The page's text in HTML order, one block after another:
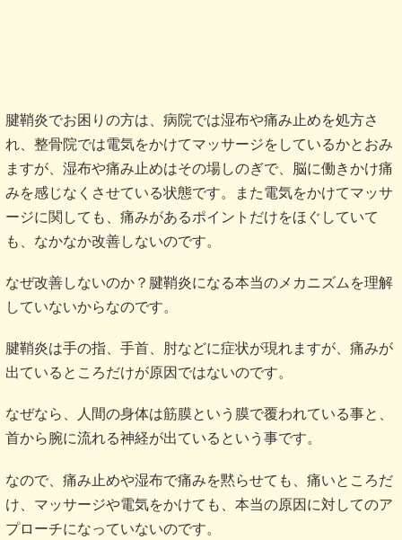
腱鞘炎でお困りの方は、病院では湿布や痛み止めを処方さ
れ、整骨院では電気をかけてマッサージをしているかとおみ
ますが、湿布や痛み止めはその場しのぎで、脳に働きかけ痛
みを感じなくさせている状態です。また電気をかけてマッサ
ージに関しても、痛みがあるポイントだけをほぐしていて
も、なかなか改善しないのです。
なぜ改善しないのか？腱鞘炎になる本当のメカニズムを理解
していないからなのです。
腱鞘炎は手の指、手首、肘などに症状が現れますが、痛みが
出ているところだけが原因ではないのです。
なぜなら、人間の身体は筋膜という膜で覆われている事と、
首から腕に流れる神経が出ているという事です。
なので、痛み止めや湿布で痛みを黙らせても、痛いところだ
け、マッサージや電気をかけても、本当の原因に対してのア
プローチになっていないのです。